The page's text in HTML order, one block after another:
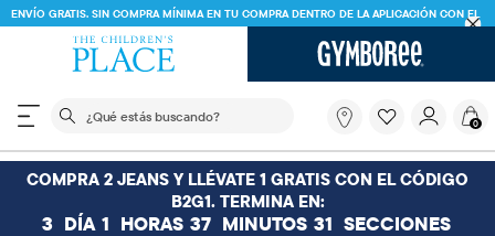
ENVÍO GRATIS. SIN COMPRA MÍNIMA EN TU COMPRA DENTRO DE LA APLICACIÓN CON EL
CÓDIGO
El siguiente campo de búsqueda filtra las
buscando?
0
COMPRA 2 JEANS Y LLÉVATE 1 GRATIS CON EL CÓDIGO
B2G1. TERMINA EN:
3 DÍA 1 HORAS 37 MINUTOS 31 SECCIONES